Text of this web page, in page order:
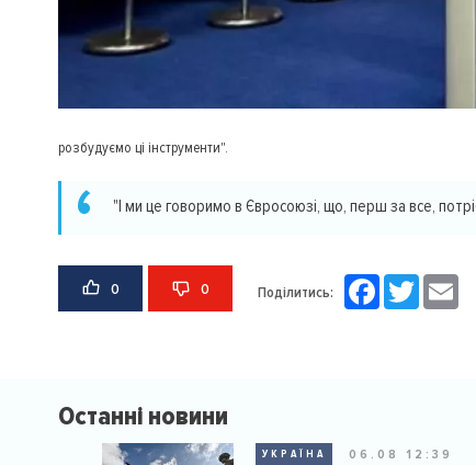
розбудуємо ці інструменти".
"І ми це говоримо в Євросоюзі, що, перш за все,
0 0 Поділитись: FacebookTwitter
Останні новини
УКРАЇНА 06.08 12:39